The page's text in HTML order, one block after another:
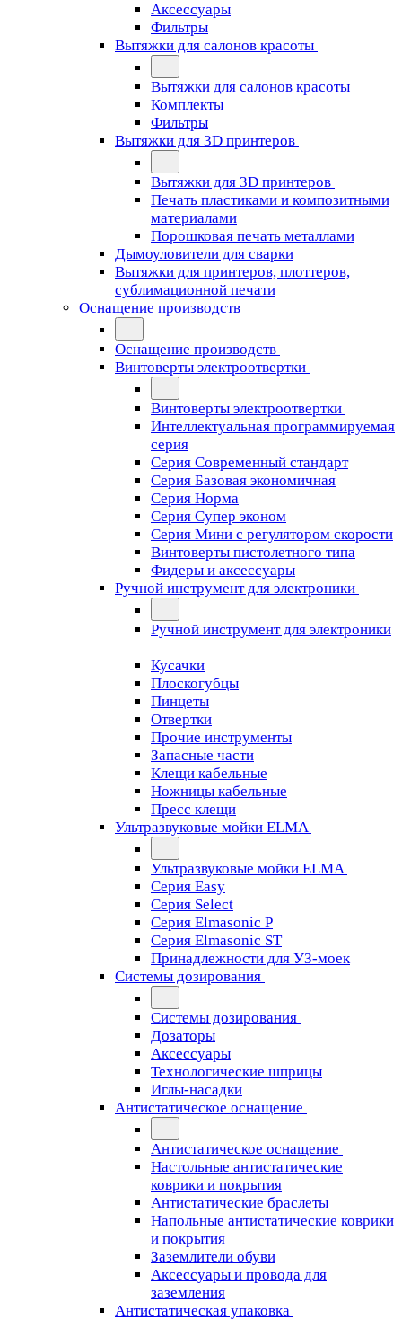
Аксессуары
Фильтры
Вытяжки для салонов красоты
Вытяжки для салонов красоты
Комплекты
Фильтры
Вытяжки для 3D принтеров
Вытяжки для 3D принтеров
Печать пластиками и композитными
материалами
Порошковая печать металлами
Дымоуловители для сварки
Вытяжки для принтеров, плоттеров,
сублимационной печати
Оснащение производств
Оснащение производств
Винтоверты электроотвертки
Винтоверты электроотвертки
Интеллектуальная программируемая
серия
Серия Современный стандарт
Серия Базовая экономичная
Серия Норма
Серия Cупер эконом
Серия Мини с регулятором скорости
Винтоверты пистолетного типа
Фидеры и аксессуары
Ручной инструмент для электроники
Ручной инструмент для электроники
Кусачки
Плоскогубцы
Пинцеты
Отвертки
Прочие инструменты
Запасные части
Клещи кабельные
Ножницы кабельные
Пресс клещи
Ультразвуковые мойки ELMA
Ультразвуковые мойки ELMA
Серия Easy
Серия Select
Серия Elmasonic P
Серия Elmasonic ST
Принадлежности для УЗ-моек
Системы дозирования
Системы дозирования
Дозаторы
Аксессуары
Технологические шприцы
Иглы-насадки
Антистатическое оснащение
Антистатическое оснащение
Настольные антистатические
коврики и покрытия
Антистатические браслеты
Напольные антистатические коврики
и покрытия
Заземлители обуви
Аксессуары и провода для
заземления
Антистатическая упаковка